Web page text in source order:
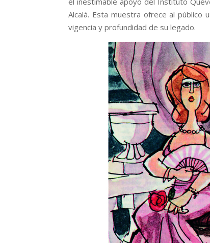
Alcalá. Esta muestra ofrece al público
vigencia y profundidad de su legado.